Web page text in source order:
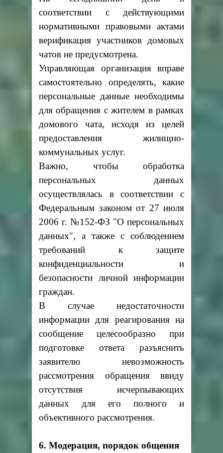
соответствии с действующими
нормативными правовыми актами
верификация участников домовых
чатов не предусмотрена.
Управляющая организация вправе
самостоятельно определять, какие
персональные данные необходимы
для обращения с жителем в рамках
домового чата, исходя из целей
предоставления жилищно-
коммунальных услуг.
Важно, чтобы обработка
персональных данных
осуществлялась в соответствии с
Федеральным законом от 27 июля
2006 г. №152-ФЗ "О персональных
данных", а также с соблюдением
требований к защите
конфиденциальности и
безопасности личной информации
граждан.
В случае недостаточности
информации для реагирования на
сообщение целесообразно при
подготовке ответа разъяснить
заявителю невозможность
рассмотрения обращения ввиду
отсутствия исчерпывающих
данных для его полного и
объективного рассмотрения.
6. Модерация, порядок общения